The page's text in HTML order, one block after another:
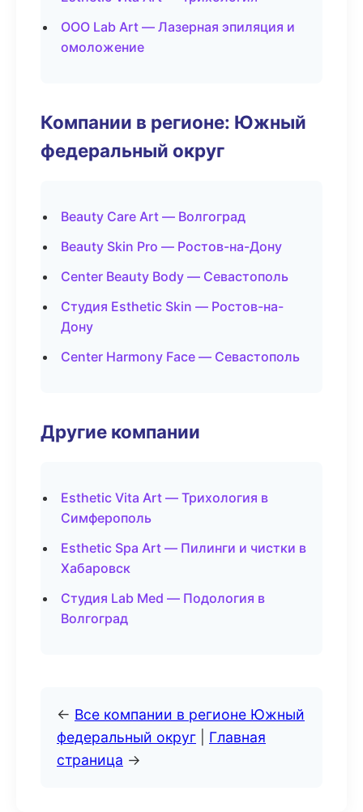
ООО Lab Art — Лазерная эпиляция и
омоложение
Компании в регионе: Южный
федеральный округ
Beauty Care Art — Волгоград
Beauty Skin Pro — Ростов-на-Дону
Center Beauty Body — Севастополь
Студия Esthetic Skin — Ростов-на-
Дону
Center Harmony Face — Севастополь
Другие компании
Esthetic Vita Art — Трихология в
Симферополь
Esthetic Spa Art — Пилинги и чистки в
Хабаровск
Студия Lab Med — Подология в
Волгоград
← Все компании в регионе Южный
федеральный округ
Главная
страница →